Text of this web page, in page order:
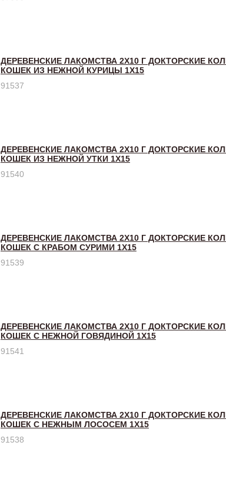
ДЕРЕВЕНСКИЕ ЛАКОМСТВА 2Х10 Г ДОКТОРСКИЕ
КОШЕК ИЗ НЕЖНОЙ КУРИЦЫ 1Х15
91537
ДЕРЕВЕНСКИЕ ЛАКОМСТВА 2Х10 Г ДОКТОРСКИЕ
КОШЕК ИЗ НЕЖНОЙ УТКИ 1Х15
91540
ДЕРЕВЕНСКИЕ ЛАКОМСТВА 2Х10 Г ДОКТОРСКИЕ
КОШЕК С КРАБОМ СУРИМИ 1Х15
91539
ДЕРЕВЕНСКИЕ ЛАКОМСТВА 2Х10 Г ДОКТОРСКИЕ
КОШЕК С НЕЖНОЙ ГОВЯДИНОЙ 1Х15
91541
ДЕРЕВЕНСКИЕ ЛАКОМСТВА 2Х10 Г ДОКТОРСКИЕ
КОШЕК С НЕЖНЫМ ЛОСОСЕМ 1Х15
91538